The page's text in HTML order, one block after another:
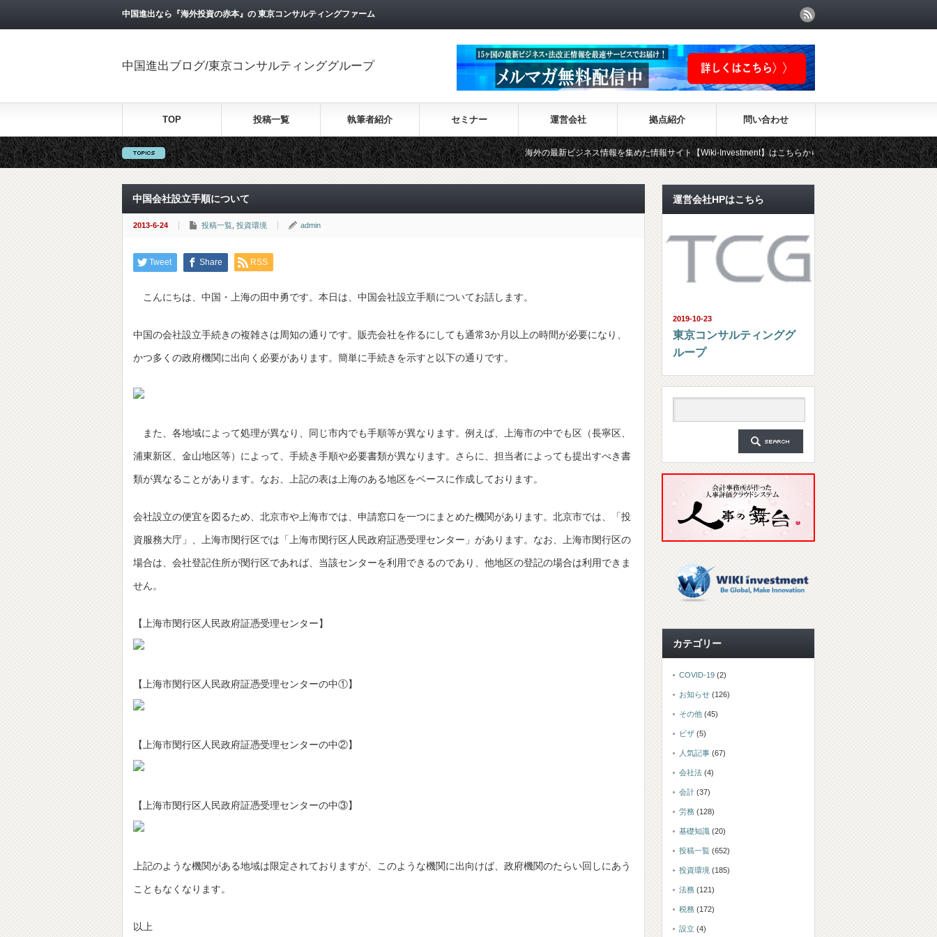
中国進出なら『海外投資の赤本』の 東京コンサルティングファーム
中国進出ブログ/東京コンサルティンググループ
TOP 投稿一覧 執筆者紹介 セミナー 運営会社 拠点紹介 問い合わせ
海外の最新ビジネス情報を集めた情報サイト【Wiki-Investment】はこちらから！！
中国会社設立手順について
2013-6-24 投稿一覧 投資環境 admin
Tweet Share RSS
こんにちは、中国・上海の田中勇です。本日は、中国会社設立手順についてお話します。
中国の会社設立手続きの複雑さは周知の通りです。販売会社を作るにしても通常3か月以上の時間が必要になり、
かつ多くの政府機関に出向く必要があります。簡単に手続きを示すと以下の通りです。
また、各地域によって処理が異なり、同じ市内でも手順等が異なります。例えば、上海市の中でも区（長寧区、
浦東新区、金山地区等）によって、手続き手順や必要書類が異なります。さらに、担当者によっても提出すべき書
類が異なることがあります。なお、上記の表は上海のある地区をベースに作成しております。
会社設立の便宜を図るため、北京市や上海市では、申請窓口を一つにまとめた機関があります。北京市では、「投
資服務大庁」、上海市閔行区では「上海市閔行区人民政府証憑受理センター」があります。なお、上海市閔行区の
場合は、会社登記住所が閔行区であれば、当該センターを利用できるのであり、他地区の登記の場合は利用できま
せん。
【上海市閔行区人民政府証憑受理センター】
【上海市閔行区人民政府証憑受理センターの中①】
【上海市閔行区人民政府証憑受理センターの中②】
【上海市閔行区人民政府証憑受理センターの中③】
上記のような機関がある地域は限定されておりますが、このような機関に出向けば、政府機関のたらい回しにあう
こともなくなります。
以上
運営会社HPはこちら
2019-10-23
東京コンサルティンググ
ループ
カテゴリー
COVID-19 (2)
お知らせ (126)
その他 (45)
ビザ (5)
人気記事 (67)
会社法 (4)
会計 (37)
労務 (128)
基礎知識 (20)
投稿一覧 (652)
投資環境 (185)
法務 (121)
税務 (172)
設立 (4)